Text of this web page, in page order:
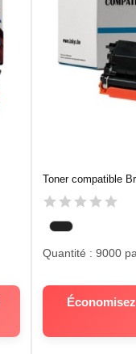
Toner compatible
Quantité : 9000